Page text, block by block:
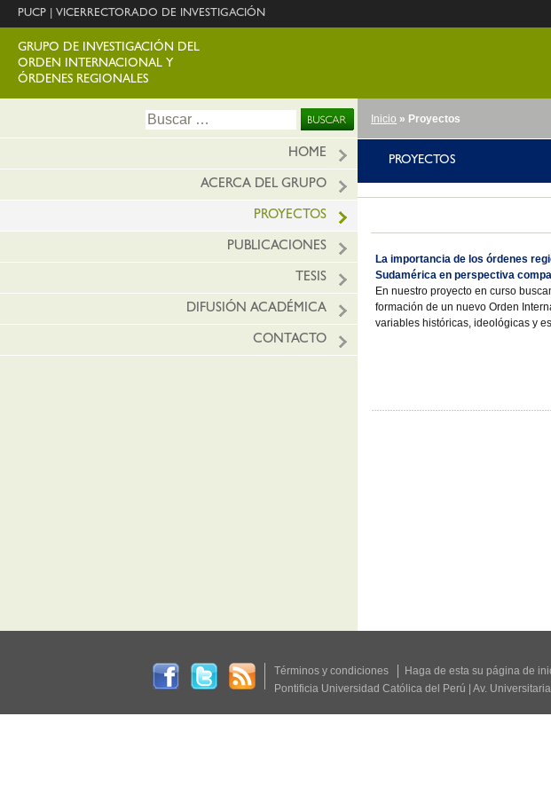
PUCP VICERRECTORADO DE INVESTIGACIÓN
GRUPO DE INVESTIGACIÓN DEL
ORDEN INTERNACIONAL Y
ÓRDENES REGIONALES
Buscar:
HOME
ACERCA DEL GRUPO
PROYECTOS
PUBLICACIONES
TESIS
DIFUSIÓN ACADÉMICA
CONTACTO
Inicio » Proyectos
PROYECTOS
La importancia de los órdenes
Sudamérica en perspectiva
En nuestro proyecto en curso
formación de un nuevo Orden
variables históricas, ideológicas y
Términos y condiciones Haga de esta su página de
Pontificia Universidad Católica del Perú | Av.